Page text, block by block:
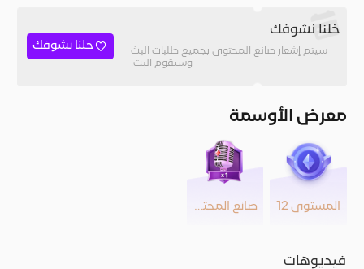
خلنا نشوفك
سيتم إشعار صانع المحتوى بجميع طلبات البث
وسيقوم البث.
خلنا نشوفك
معرض الأوسمة
المستوى 12 صانع المحتوى
فيديوهات